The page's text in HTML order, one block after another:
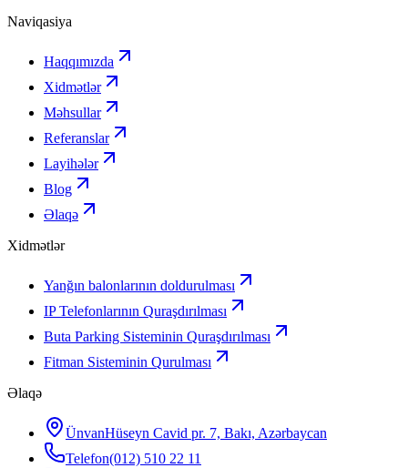
Naviqasiya
Haqqımızda
Xidmətlər
Məhsullar
Referanslar
Layihələr
Blog
Əlaqə
Xidmətlər
Yanğın balonlarının doldurulması
IP Telefonlarının Quraşdırılması
Buta Parking Sisteminin Quraşdırılması
Fitman Sisteminin Qurulması
Əlaqə
ÜnvanHüseyn Cavid pr. 7, Bakı, Azərbaycan
Telefon(012) 510 22 11